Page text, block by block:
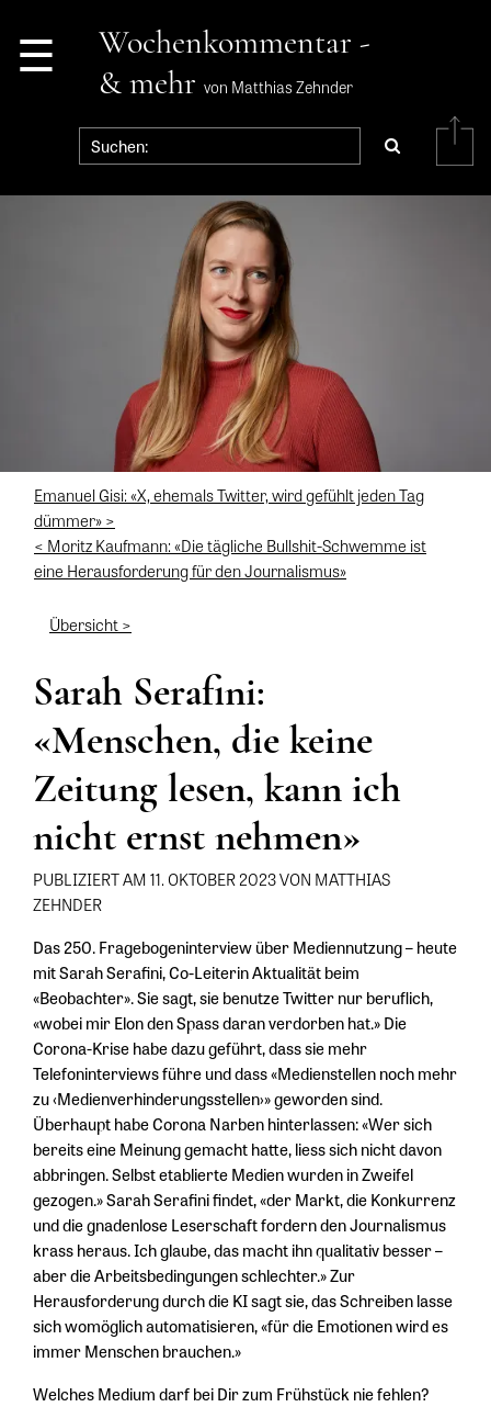
☰
Wochenkommentar -
& mehr von Matthias Zehnder
Emanuel Gisi: «X, ehemals Twitter, wird gefühlt jeden Tag
dümmer» >
< Moritz Kaufmann: «Die tägliche Bullshit-Schwemme ist
eine Herausforderung für den Journalismus»
Übersicht >
Sarah Serafini:
«Menschen, die keine
Zeitung lesen, kann ich
nicht ernst nehmen»
PUBLIZIERT AM 11. OKTOBER 2023 VON MATTHIAS
ZEHNDER
Das 250. Fragebogeninterview über Mediennutzung – heute
mit Sarah Serafini, Co-Leiterin Aktualität beim
«Beobachter». Sie sagt, sie benutze Twitter nur beruflich,
«wobei mir Elon den Spass daran verdorben hat.» Die
Corona-Krise habe dazu geführt, dass sie mehr
Telefoninterviews führe und dass «Medienstellen noch mehr
zu ‹Medienverhinderungsstellen›» geworden sind.
Überhaupt habe Corona Narben hinterlassen: «Wer sich
bereits eine Meinung gemacht hatte, liess sich nicht davon
abbringen. Selbst etablierte Medien wurden in Zweifel
gezogen.» Sarah Serafini findet, «der Markt, die Konkurrenz
und die gnadenlose Leserschaft fordern den Journalismus
krass heraus. Ich glaube, das macht ihn qualitativ besser –
aber die Arbeitsbedingungen schlechter.» Zur
Herausforderung durch die KI sagt sie, das Schreiben lasse
sich womöglich automatisieren, «für die Emotionen wird es
immer Menschen brauchen.»
Welches Medium darf bei Dir zum Frühstück nie fehlen?